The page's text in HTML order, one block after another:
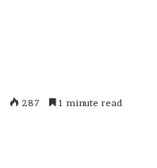
287 1 minute read